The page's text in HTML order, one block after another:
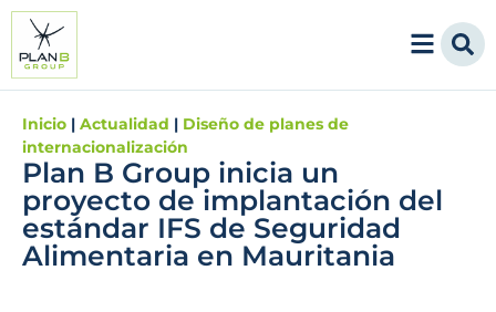
Inicio | Actualidad | Diseño de planes de
internacionalización
Plan B Group inicia un
proyecto de implantación del
estándar IFS de Seguridad
Alimentaria en Mauritania